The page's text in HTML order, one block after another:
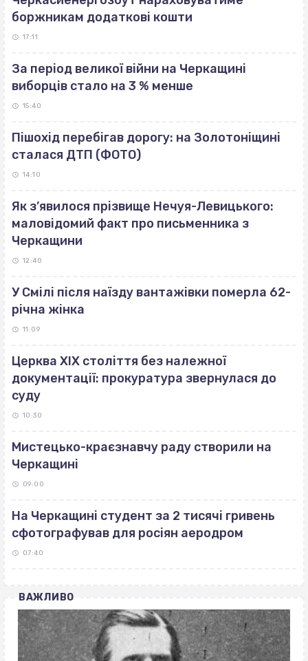
боржникам додаткові кошти
17:11
За період великої війни на Черкащині
виборців стало на 3 % менше
15:40
Пішохід перебігав дорогу: на Золотоніщині
сталася ДТП (ФОТО)
14:10
Як з’явилося прізвище Нечуя-Левицького:
маловідомий факт про письменника з
Черкащини
12:40
У Смілі після наїзду вантажівки померла 62-
річна жінка
11:09
Церква ХІХ століття без належної
документації: прокуратура звернулася до
суду
10:30
Мистецько-краєзнавчу раду створили на
Черкащині
09:00
На Черкащині студент за 2 тисячі гривень
сфотографував для росіян аеродром
07:40
ВАЖЛИВО